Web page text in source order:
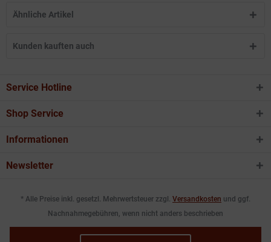
Ähnliche Artikel
Kunden kauften auch
Service Hotline
Shop Service
Informationen
Newsletter
* Alle Preise inkl. gesetzl. Mehrwertsteuer zzgl. Versandkosten und ggf.
Nachnahmegebühren, wenn nicht anders beschrieben